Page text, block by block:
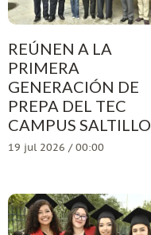
REÚNEN A LA
PRIMERA
GENERACIÓN DE
PREPA DEL TEC
CAMPUS SALTILLO
19 jul 2026 / 00:00